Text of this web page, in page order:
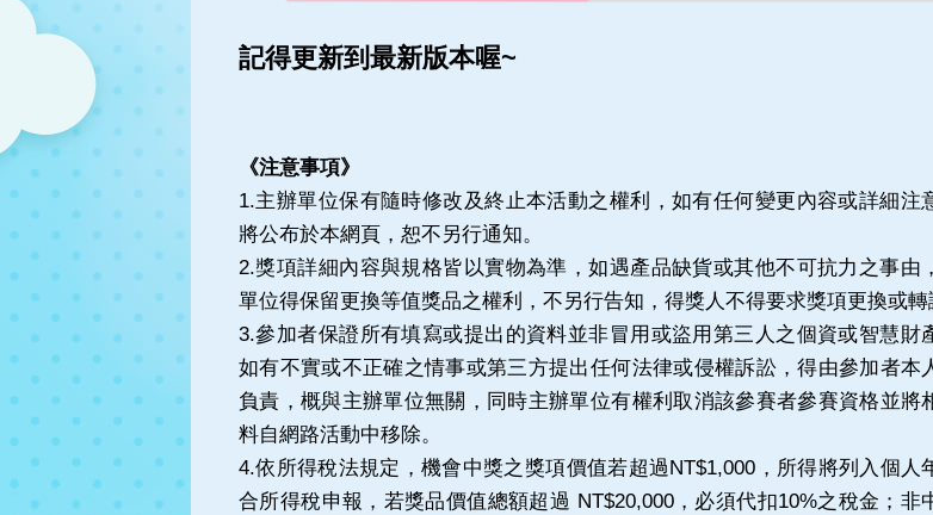
記得更新到最新版本喔~
《注意事項》
1.主辦單位保有隨時修改及終止本活動之權利，如有任何變更內容或詳細注
將公布於本網頁，恕不另行通知。
2.獎項詳細內容與規格皆以實物為準，如遇產品缺貨或其他不可抗力之事由
單位得保留更換等值獎品之權利，不另行告知，得獎人不得要求獎項更換或轉
3.參加者保證所有填寫或提出的資料並非冒用或盜用第三人之個資或智慧財
如有不實或不正確之情事或第三方提出任何法律或侵權訴訟，得由參加者本
負責，概與主辦單位無關，同時主辦單位有權利取消該參賽者參賽資格並將
料自網路活動中移除。
4.依所得稅法規定，機會中獎之獎項價值若超過NT$1,000，所得將列入個人
合所得稅申報，若獎品價值總額超過 NT$20,000，必須代扣10%之稅金；非